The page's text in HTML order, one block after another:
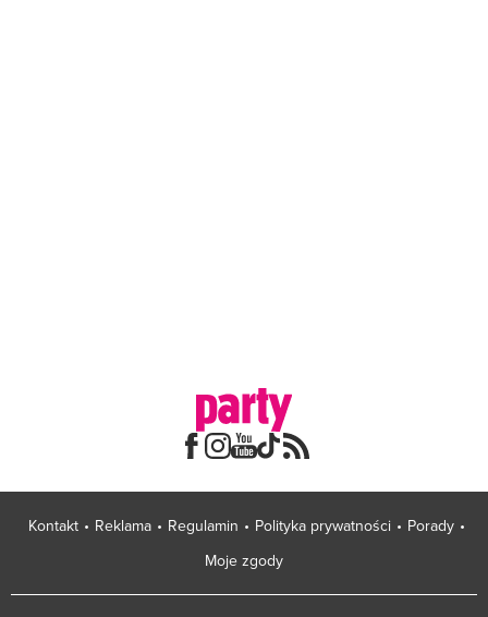
Kontakt Reklama Regulamin Polityka prywatności
Porady
Moje zgody